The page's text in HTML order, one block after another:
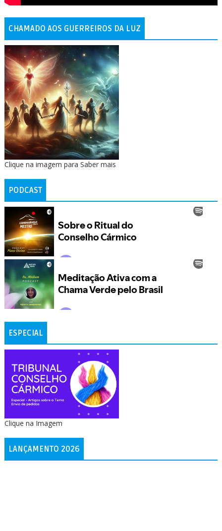
CHAMADO AOS GUERREIROS DA LUZ
Clique na imagem para Saber mais
PODCAST
ESPECIAL
Clique na Imagem
LANÇAMENTO 2026